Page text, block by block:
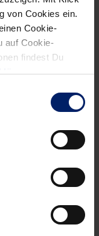
von Cookies ein.
Cookie-
auf Cookie-
findest Du
.
Löwenwelt
Neckar Löwen
Vorverkauf
Pokalfight